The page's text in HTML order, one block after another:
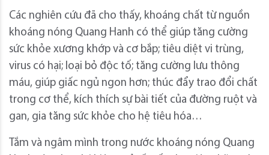
Các nghiên cứu đã cho thấy, khoáng chất từ nguồn
khoáng nóng Quang Hanh có thể giúp tăng cường
sức khỏe xương khớp và cơ bắp; tiêu diệt vi trùng,
virus có hại; loại bỏ độc tố; tăng cường lưu thông
máu, giúp giấc ngủ ngon hơn; thúc đẩy trao đổi chất
trong cơ thể, kích thích sự bài tiết của đường ruột và
gan, gia tăng sức khỏe cho hệ tiêu hóa…
Tắm và ngâm mình trong nước khoáng nóng Quang